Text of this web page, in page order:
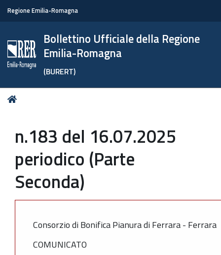
Regione Emilia-Romagna
Bollettino Ufficiale della Regione
Emilia-Romagna
(BURERT)
Tu
n.183 del 16.07.2025
periodico (Parte
Seconda)
Consorzio di Bonifica Pianura di Ferrara - Ferrara
COMUNICATO